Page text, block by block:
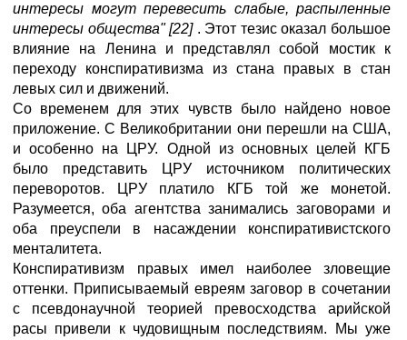
интересы могут перевесить слабые, распыленные
интересы общества" [22] . Этот тезис оказал большое
влияние на Ленина и представлял собой мостик к
переходу конспиративизма из стана правых в стан
левых сил и движений.
Со временем для этих чувств было найдено новое
приложение. С Великобритании они перешли на США,
и особенно на ЦРУ. Одной из основных целей КГБ
было представить ЦРУ источником политических
переворотов. ЦРУ платило КГБ той же монетой.
Разумеется, оба агентства занимались заговорами и
оба преуспели в насаждении конспиративистского
менталитета.
Конспиративизм правых имел наиболее зловещие
оттенки. Приписываемый евреям заговор в сочетании
с псевдонаучной теорией превосходства арийской
расы привели к чудовищным последствиям. Мы уже